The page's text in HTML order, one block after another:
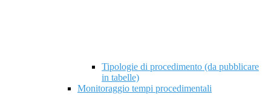
Tipologie di procedimento (da pubblicare
in tabelle)
Monitoraggio tempi procedimentali